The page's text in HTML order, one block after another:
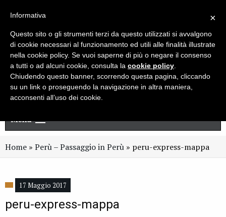
Newsletter
Menu
Home » Perù – Passaggio in Perù » peru-express-mappa
17 Maggio 2017
peru-express-mappa
×
Informativa
Questo sito o gli strumenti terzi da questo utilizzati si avvalgono
di cookie necessari al funzionamento ed utili alle finalità illustrate
nella cookie policy. Se vuoi saperne di più o negare il consenso
a tutti o ad alcuni cookie, consulta la cookie policy
Chiudendo questo banner, scorrendo questa pagina, cliccando
su un link o proseguendo la navigazione in altra maniera,
acconsenti all’uso dei cookie.